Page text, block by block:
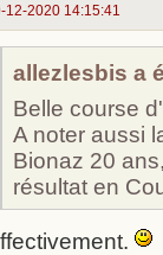
12-2020 14:15:41
allezlesbis a
Belle course
A noter aussi
Bionaz 20
résultat en